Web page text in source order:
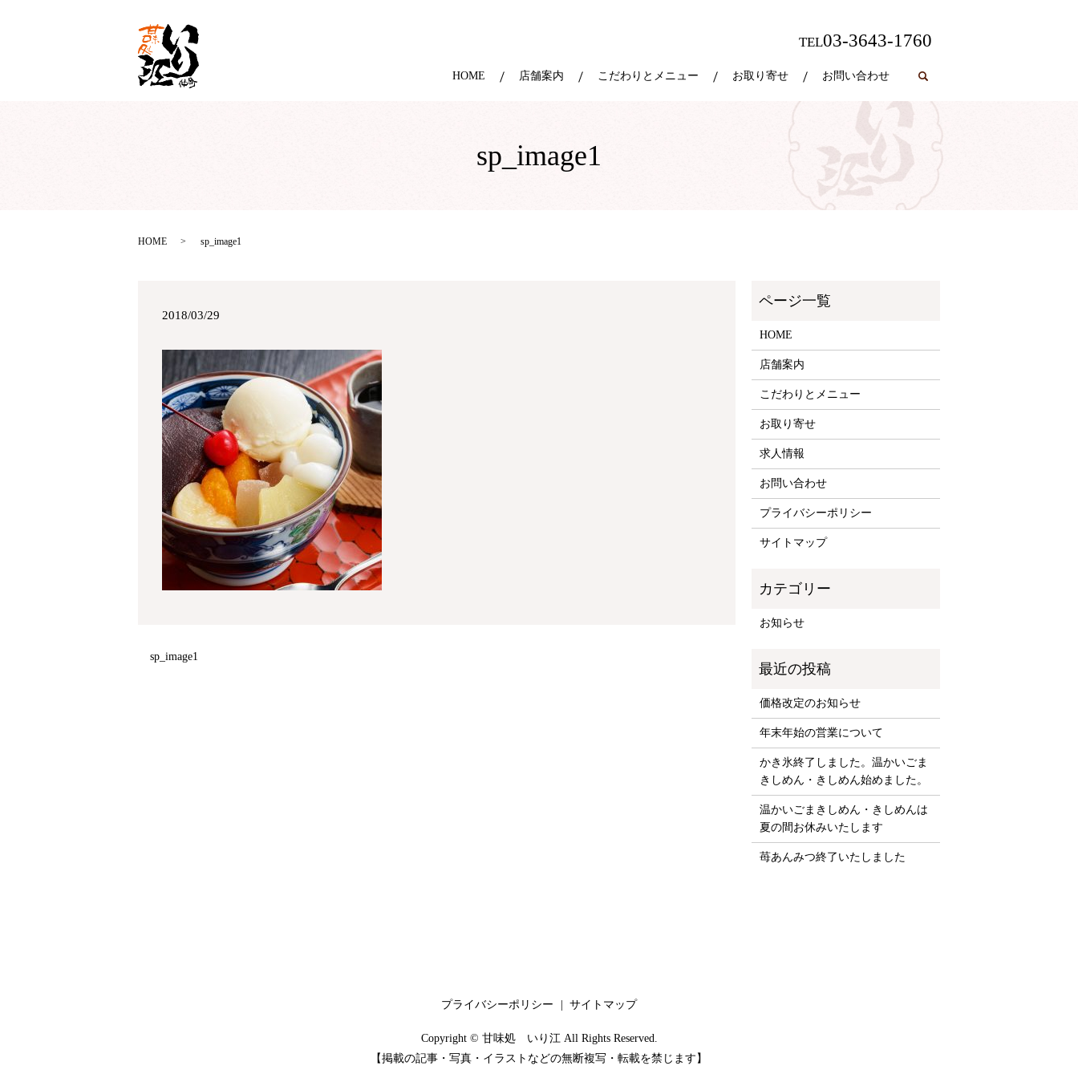
HOME 店舗案内 こだわりとメニュー お取り寄せ お問い合わせ search
TEL03-3643-1760
sp_image1
HOME sp_image1
2018/03/29
sp_image1
HOME
店舗案内
こだわりとメニュー
お取り寄せ
求人情報
お問い合わせ
プライバシーポリシー
サイトマップ
お知らせ
価格改定のお知らせ
年末年始の営業について
かき氷終了しました。 温かいごま
きしめん・きしめん始めました。
温かいごまきしめん・きしめんは
夏の間お休みいたします
苺あんみつ終了いたしました
プライバシーポリシー サイトマップ
Copyright © 甘味処 いり江 All Rights Reserved.
【掲載の記事・写真・イラストなどの無断複写・転載を禁じます】